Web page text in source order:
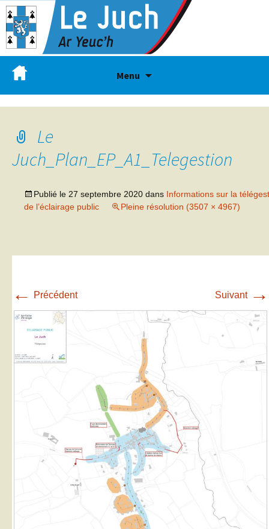
Menu
Le
Juch_Plan_EP_A1_Telegestion
Publié le 27 septembre 2020 dans Informations sur la
de l’éclairage public
Pleine résolution (3507 × 4967)
← Précédent Suivant →